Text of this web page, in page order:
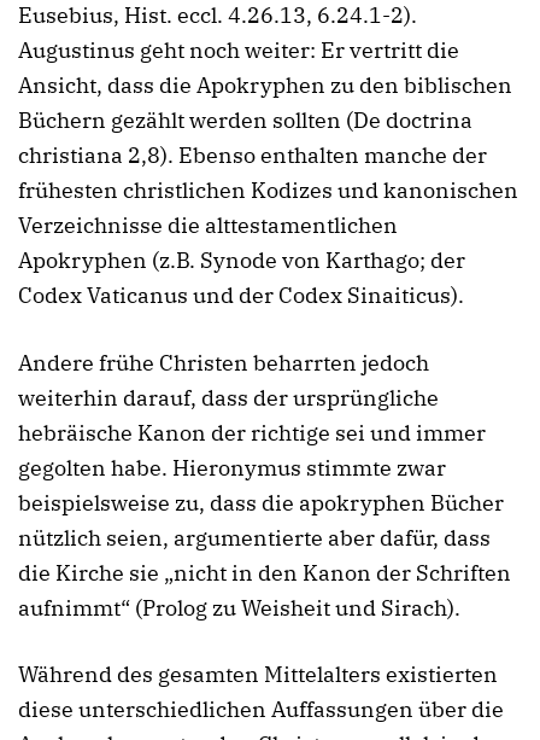
Eusebius, Hist. eccl. 4.26.13, 6.24.1-2).
Augustinus geht noch weiter: Er vertritt die
Ansicht, dass die Apokryphen zu den biblischen
Büchern gezählt werden sollten (De doctrina
christiana 2,8). Ebenso enthalten manche der
frühesten christlichen Kodizes und kanonischen
Verzeichnisse die alttestamentlichen
Apokryphen (z.B. Synode von Karthago; der
Codex Vaticanus und der Codex Sinaiticus).
Andere frühe Christen beharrten jedoch
weiterhin darauf, dass der ursprüngliche
hebräische Kanon der richtige sei und immer
gegolten habe. Hieronymus stimmte zwar
beispielsweise zu, dass die apokryphen Bücher
nützlich seien, argumentierte aber dafür, dass
die Kirche sie „nicht in den Kanon der Schriften
aufnimmt“ (Prolog zu Weisheit und Sirach).
Während des gesamten Mittelalters existierten
diese unterschiedlichen Auffassungen über die